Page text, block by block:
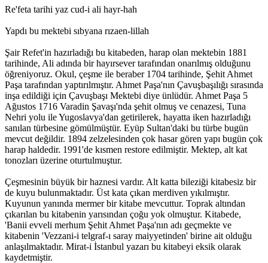
Re'feta tarihi yaz cud-i ali hayr-hah
Yapdı bu mektebi sıbyana rızaen-lillah
Şair Refet'in hazırladığı bu kitabeden, harap olan mektebin 1881
tarihinde, Ali adında bir hayırsever tarafından onarılmış olduğunu
öğreniyoruz. Okul, çeşme ile beraber 1704 tarihinde, Şehit Ahmet
Paşa tarafından yaptırılmıştır. Ahmet Paşa'nın Çavuşbaşılığı sırasında
inşa edildiği için Çavuşbaşı Mektebi diye ünlüdür. Ahmet Paşa 5
Ağustos 1716 Varadin Şavaşı'nda şehit olmuş ve cenazesi, Tuna
Nehri yolu ile Yugoslavya'dan getirilerek, hayatta iken hazırladığı
sanılan türbesine gömülmüştür. Eyüp Sultan'daki bu türbe bugün
mevcut değildir. 1894 zelzelesinden çok hasar gören yapı bugün çok
harap haldedir. 1991'de kısmen restore edilmiştir. Mektep, alt kat
tonozları üzerine oturtulmuştur.
Çeşmesinin büyük bir haznesi vardır. Alt katta bileziği kitabesiz bir
de kuyu bulunmaktadır. Üst kata çıkan merdiven yıkılmıştır.
Kuyunun yanında mermer bir kitabe mevcuttur. Toprak altından
çıkarılan bu kitabenin yarısından çoğu yok olmuştur. Kitabede,
'Banii evveli merhum Şehit Ahmet Paşa'nın adı geçmekte ve
kitabenin 'Vezzani-i telgraf-ı saray maiyyetinden' birine ait olduğu
anlaşılmaktadır. Mirat-i İstanbul yazarı bu kitabeyi eksik olarak
kaydetmiştir.